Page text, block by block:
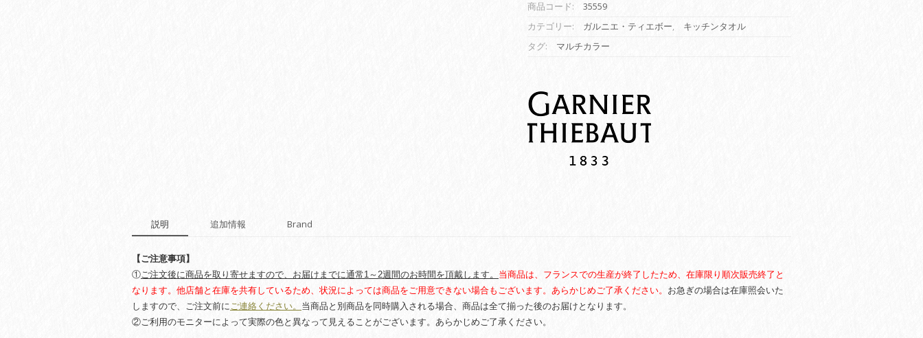
商品コード:
35559
カテゴリー:
ガルニエ・ティエボー,
キッチンタオル
タグ:
マルチカラー
説明 追加情報 Brand
【ご注意事項】
①ご注文後に商品を取り寄せますので、お届けまでに通常1～2週間のお時間を頂戴します。 当商品は、フランスでの生産が終了したため、在庫限り順次販売終了と
なります。他店舗と在庫を共有しているため、状況によっては商品をご用意できない場合もございます。あらかじめご了承ください。 お急ぎの場合は在庫照会いた
しますので、ご注文前にご連絡ください。 当商品と別商品を同時購入される場合、商品は全て揃った後のお届けとなります。
②ご利用のモニターによって実際の色と異なって見えることがございます。あらかじめご了承ください。